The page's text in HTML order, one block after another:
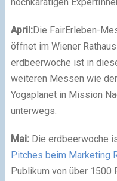
April:Die FairErleben-
öffnet im Wiener
erdbeerwoche ist in
weiteren Messen wie der
Yogaplanet in Mission
unterwegs.
Mai:Die erdbeerwoche
Pitches beim Marketing
Publikum von über 1500